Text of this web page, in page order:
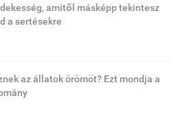
amitől másképp tekintesz
a sertésekre
az állatok örömöt? Ezt mondja a